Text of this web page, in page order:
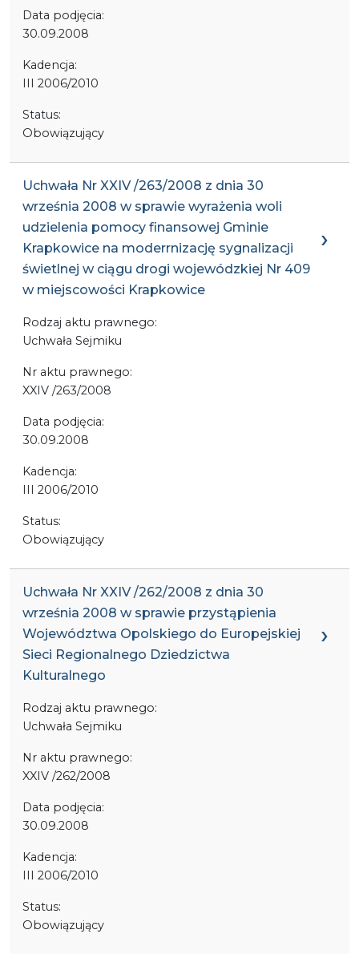
Data podjęcia:
30.09.2008
Kadencja:
III 2006/2010
Status:
Obowiązujący
Uchwała Nr XXIV /263/2008 z dnia 30
września 2008 w sprawie wyrażenia woli
udzielenia pomocy finansowej Gminie
Krapkowice na moderrnizację sygnalizacji
świetlnej w ciągu drogi wojewódzkiej Nr 409
w miejscowości Krapkowice
Rodzaj aktu prawnego:
Uchwała Sejmiku
Nr aktu prawnego:
XXIV /263/2008
Data podjęcia:
30.09.2008
Kadencja:
III 2006/2010
Status:
Obowiązujący
Uchwała Nr XXIV /262/2008 z dnia 30
września 2008 w sprawie przystąpienia
Województwa Opolskiego do Europejskiej
Sieci Regionalnego Dziedzictwa
Kulturalnego
Rodzaj aktu prawnego:
Uchwała Sejmiku
Nr aktu prawnego:
XXIV /262/2008
Data podjęcia:
30.09.2008
Kadencja:
III 2006/2010
Status:
Obowiązujący